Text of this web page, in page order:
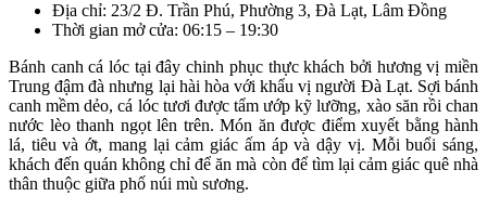
Địa chỉ: 23/2 Đ. Trần Phú, Phường 3, Đà Lạt, Lâm Đồng
Thời gian mở cửa: 06:15 – 19:30
Bánh canh cá lóc tại đây chinh phục thực khách bởi hương vị miền
Trung đậm đà nhưng lại hài hòa với khẩu vị người Đà Lạt. Sợi bánh
canh mềm dẻo, cá lóc tươi được tẩm ướp kỹ lưỡng, xào săn rồi chan
nước lèo thanh ngọt lên trên. Món ăn được điểm xuyết bằng hành
lá, tiêu và ớt, mang lại cảm giác ấm áp và dậy vị. Mỗi buổi sáng,
khách đến quán không chỉ để ăn mà còn để tìm lại cảm giác quê nhà
thân thuộc giữa phố núi mù sương.